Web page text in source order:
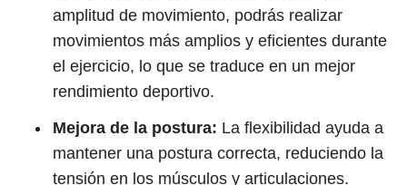
amplitud de movimiento, podrás realizar
movimientos más amplios y eficientes durante
el ejercicio, lo que se traduce en un mejor
rendimiento deportivo.
Mejora de la postura: La flexibilidad ayuda a
mantener una postura correcta, reduciendo la
tensión en los músculos y articulaciones.